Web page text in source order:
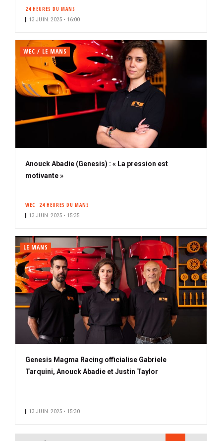
24 HEURES DU MANS
13 JUIN. 2025 • 16:00
WEC / LE MANS
Anouck Abadie (Genesis) : « La pression est
motivante »
WEC 24 HEURES DU MANS
13 JUIN. 2025 • 15:35
LE MANS
Genesis Magma Racing officialise Gabriele
Tarquini, Anouck Abadie et Justin Taylor
13 JUIN. 2025 • 15:30